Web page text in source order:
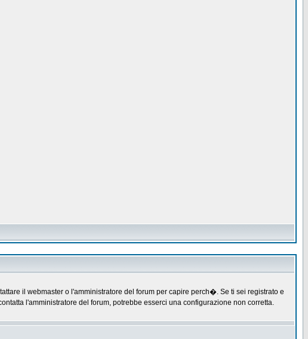
il webmaster o l'amministratore del forum per capire perch�. Se ti sei registrato e
l'amministratore del forum, potrebbe esserci una configurazione non corretta.